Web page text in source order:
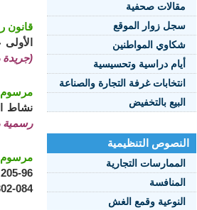
مقالات صحفية
سجل زوار الموقع
شكاوي المواطنين
أيام دراسية وتحسيسية
انتخابات غرفة التجارة والصناعة
البيع بالتخفيض
النصوص التنظيمية
الممارسات التجارية
المنافسة
النوعية وقمع الغش
قانون رقم 15-15 مؤرخ في 28 رمضان عام 1436
الأولى عام 1424 الموافق 19 يوليو سنة 2003 والمتعلق بالقواعد
(جريدة
مرسوم تنفيذي رقم 15-169
نشاط
رسمية رقم
مرسوم تنفيذي رقم 14-238
084-302 الذي عنوانه "الصندوق الخاص لترقية الصادرات"